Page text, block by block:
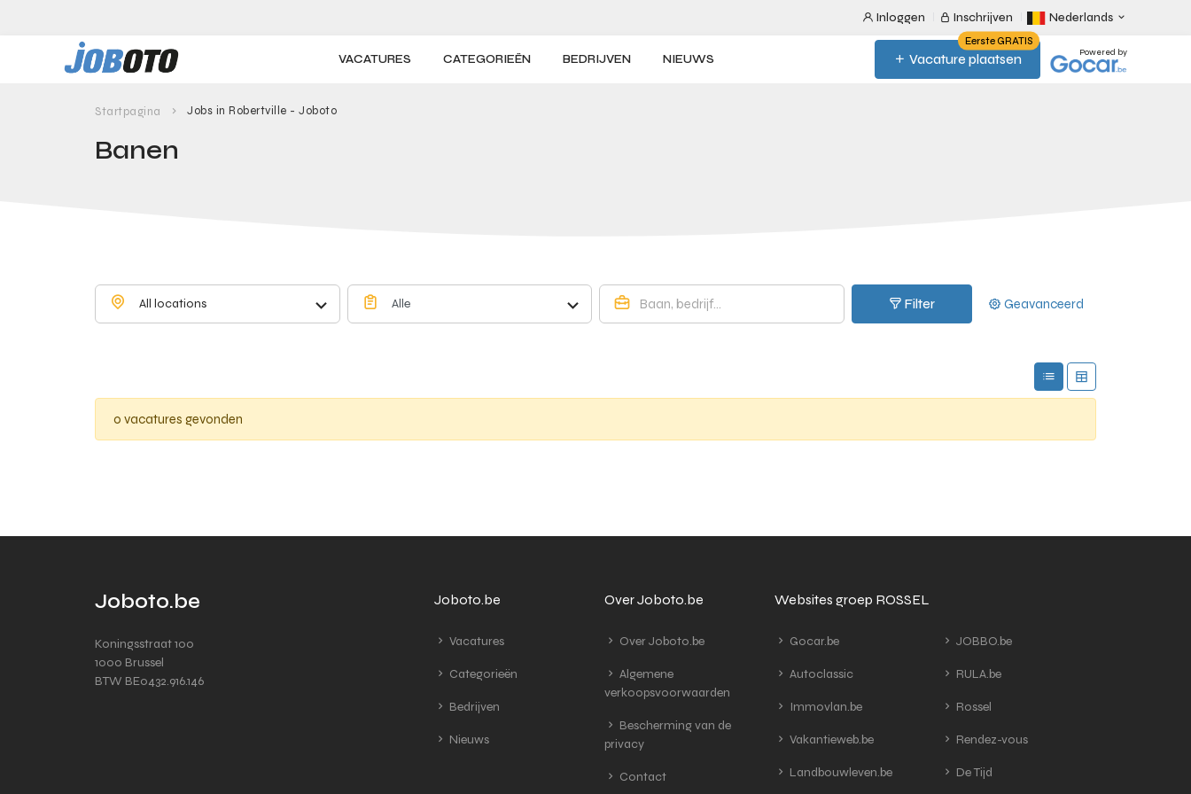
Inloggen Inschrijven Nederlands
VACATURES CATEGORIEËN BEDRIJVEN NIEUWS Vacature plaatsen
Eerste GRATIS
Powered by
Startpagina Jobs in Robertville - Joboto
Banen
All locations Alle Filter Geavanceerd
0 vacatures gevonden
Joboto.be
Koningsstraat 100
1000 Brussel
BTW BE0432.916.146
Joboto.be
Vacatures
Categorieën
Bedrijven
Nieuws
Over Joboto.be
Over Joboto.be
Algemene
verkoopsvoorwaarden
Bescherming van de
privacy
Contact
Websites groep ROSSEL
Gocar.be
Autoclassic
Immovlan.be
Vakantieweb.be
Landbouwleven.be
JOBBO.be
RULA.be
Rossel
Rendez-vous
De Tijd